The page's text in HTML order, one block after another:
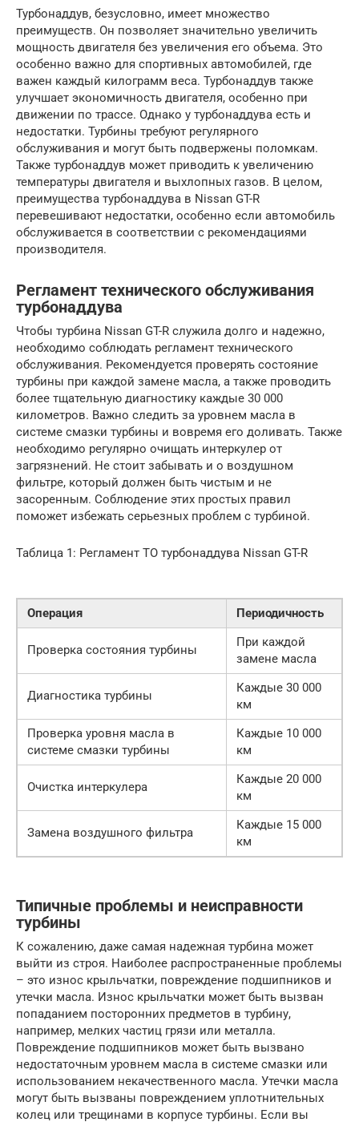
Турбонаддув, безусловно, имеет множество
преимуществ. Он позволяет значительно увеличить
мощность двигателя без увеличения его объема. Это
особенно важно для спортивных автомобилей, где
важен каждый килограмм веса. Турбонаддув также
улучшает экономичность двигателя, особенно при
движении по трассе. Однако у турбонаддува есть и
недостатки. Турбины требуют регулярного
обслуживания и могут быть подвержены поломкам.
Также турбонаддув может приводить к увеличению
температуры двигателя и выхлопных газов. В целом,
преимущества турбонаддува в Nissan GT-R
перевешивают недостатки, особенно если автомобиль
обслуживается в соответствии с рекомендациями
производителя.
Регламент технического обслуживания
турбонаддува
Чтобы турбина Nissan GT-R служила долго и надежно,
необходимо соблюдать регламент технического
обслуживания. Рекомендуется проверять состояние
турбины при каждой замене масла, а также проводить
более тщательную диагностику каждые 30 000
километров. Важно следить за уровнем масла в
системе смазки турбины и вовремя его доливать. Также
необходимо регулярно очищать интеркулер от
загрязнений. Не стоит забывать и о воздушном
фильтре, который должен быть чистым и не
засоренным. Соблюдение этих простых правил
поможет избежать серьезных проблем с турбиной.
Таблица 1: Регламент ТО турбонаддува Nissan GT-R
Операция Периодичность
Проверка состояния турбины
При каждой
замене масла
Диагностика турбины
Каждые 30 000
км
Проверка уровня масла в
системе смазки турбины
Каждые 10 000
км
Очистка интеркулера
Каждые 20 000
км
Замена воздушного фильтра
Каждые 15 000
км
Типичные проблемы и неисправности
турбины
К сожалению, даже самая надежная турбина может
выйти из строя. Наиболее распространенные проблемы
– это износ крыльчатки, повреждение подшипников и
утечки масла. Износ крыльчатки может быть вызван
попаданием посторонних предметов в турбину,
например, мелких частиц грязи или металла.
Повреждение подшипников может быть вызвано
недостаточным уровнем масла в системе смазки или
использованием некачественного масла. Утечки масла
могут быть вызваны повреждением уплотнительных
колец или трещинами в корпусе турбины. Если вы